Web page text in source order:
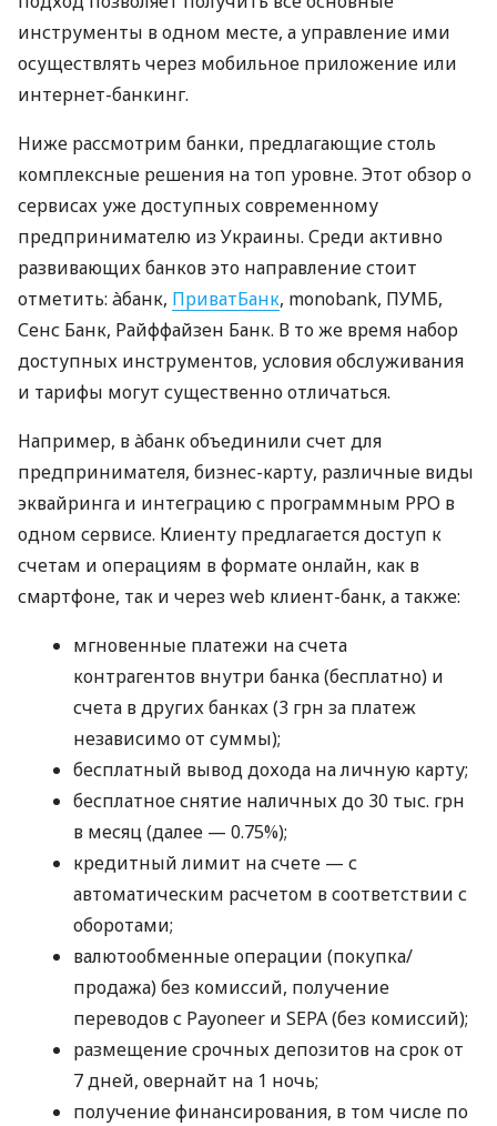
инструменты в одном месте, а управление ими
осуществлять через мобильное приложение или
интернет-банкинг.
Ниже рассмотрим банки, предлагающие столь
комплексные решения на топ уровне. Этот обзор о
сервисах уже доступных современному
предпринимателю из Украины. Среди активно
развивающих банков это направление стоит
отметить: àбанк, ПриватБанк, monobank, ПУМБ,
Сенс Банк, Райффайзен Банк. В то же время набор
доступных инструментов, условия обслуживания
и тарифы могут существенно отличаться.
Например, в àбанк объединили счет для
предпринимателя, бизнес-карту, различные виды
эквайринга и интеграцию с программным РРО в
одном сервисе. Клиенту предлагается доступ к
счетам и операциям в формате онлайн, как в
смартфоне, так и через web клиент-банк, а также:
мгновенные платежи на счета
контрагентов внутри банка (бесплатно) и
счета в других банках (3 грн за платеж
независимо от суммы);
бесплатный вывод дохода на личную карту;
бесплатное снятие наличных до 30 тыс. грн
в месяц (далее — 0.75%);
кредитный лимит на счете — с
автоматическим расчетом в соответствии с
оборотами;
валютообменные операции (покупка/
продажа) без комиссий, получение
переводов с Payoneer и SEPA (без комиссий);
размещение срочных депозитов на срок от
7 дней, овернайт на 1 ночь;
получение финансирования, в том числе по